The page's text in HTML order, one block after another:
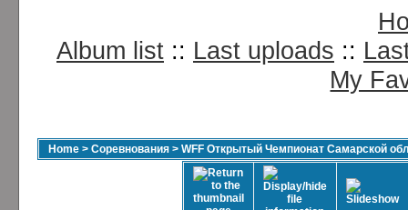
Album list :: Last uploads ::
My
Home > Соревнования > WFF Открытый Чемпионат Самарской